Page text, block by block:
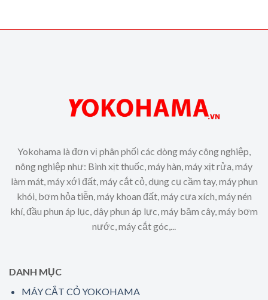
Yokohama là đơn vị phân phối các dòng máy công nghiệp,
nông nghiệp như: Bình xịt thuốc, máy hàn, máy xịt rửa, máy
làm mát, máy xới đất, máy cắt cỏ, dụng cụ cầm tay, máy phun
khói, bơm hỏa tiễn, máy khoan đất, máy cưa xích, máy nén
khí, đầu phun áp lục, dây phun áp lực, máy băm cây, máy bơm
nước, máy cắt góc,...
DANH MỤC
MÁY CẮT CỎ YOKOHAMA